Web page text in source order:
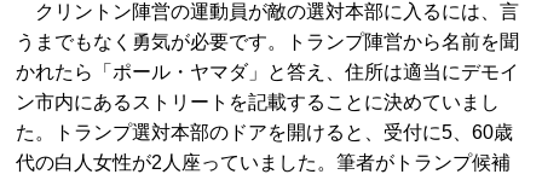
クリントン陣営の運動員が敵の選対本部に入るには、言
うまでもなく勇気が必要です。トランプ陣営から名前を聞
かれたら「ポール・ヤマダ」と答え、住所は適当にデモイ
ン市内にあるストリートを記載することに決めていまし
た。トランプ選対本部のドアを開けると、受付に5、60歳
代の白人女性が2人座っていました。筆者がトランプ候補